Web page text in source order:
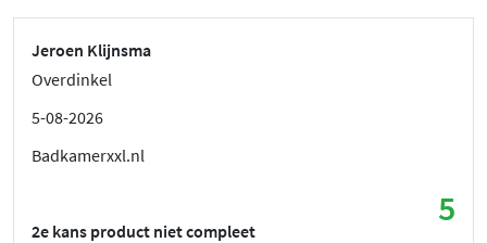
Jeroen Klijnsma
Overdinkel
5-08-2026
Badkamerxxl.nl
5
2e kans product niet compleet